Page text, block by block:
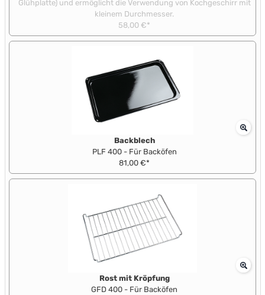
Glühplatte) und ermöglicht die Verwendung von Kochgeschirr mit
kleinem Durchmesser.
58,00 €*
Backblech
PLF 400 - Für Backöfen
81,00 €*
Rost mit Kröpfung
GFD 400 - Für Backöfen